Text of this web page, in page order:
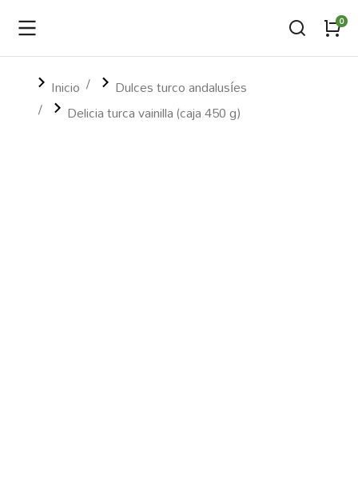
Estás aquí:
Inicio
Dulces turco andalusíes
Delicia turca vainilla (caja 450 g)